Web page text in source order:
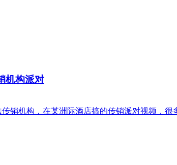
机构派对
销机构，在某洲际酒店搞的传销派对视频，